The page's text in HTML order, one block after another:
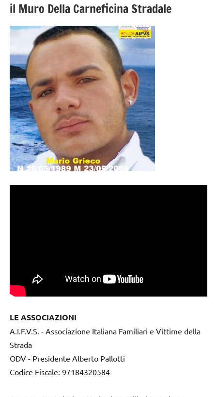
il Muro Della Carneficina Stradale
LE ASSOCIAZIONI
A.I.F.V.S. - Associazione Italiana Familiari e Vittime della
Strada
ODV - Presidente Alberto Pallotti
Codice Fiscale: 97184320584